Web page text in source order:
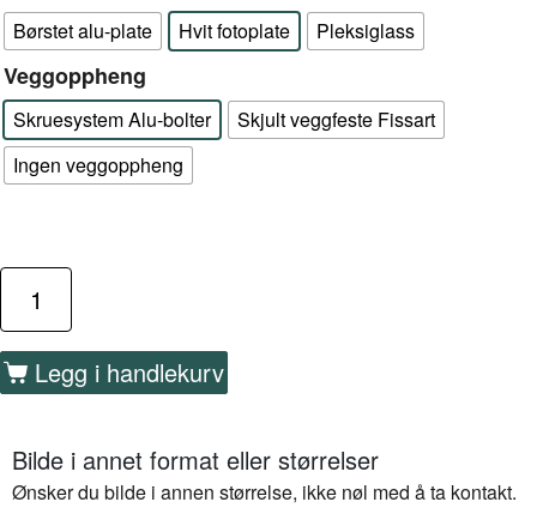
Børstet alu-plate Hvit fotoplate Pleksiglass
Veggoppheng
Skruesystem Alu-bolter
Skjult veggfeste Fissart
Ingen veggoppheng
Legg i handlekurv
Bilde i annet format eller størrelser
Ønsker du bilde i annen størrelse, ikke nøl med å ta kontakt.